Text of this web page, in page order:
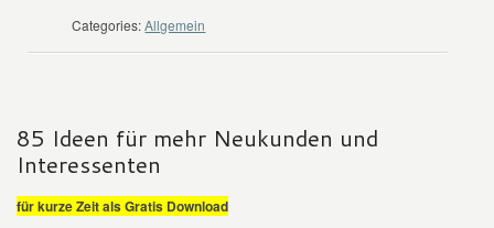
Categories: Allgemein
85 Ideen für mehr Neukunden und
Interessenten
für kurze Zeit als Gratis Download